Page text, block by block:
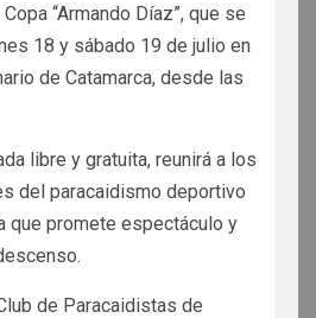
“Armando Díaz”, que se
18 y sábado 19 de julio en
de Catamarca, desde las
libre y gratuita, reunirá a los
del paracaidismo deportivo
que promete espectáculo y
de Paracaidistas de